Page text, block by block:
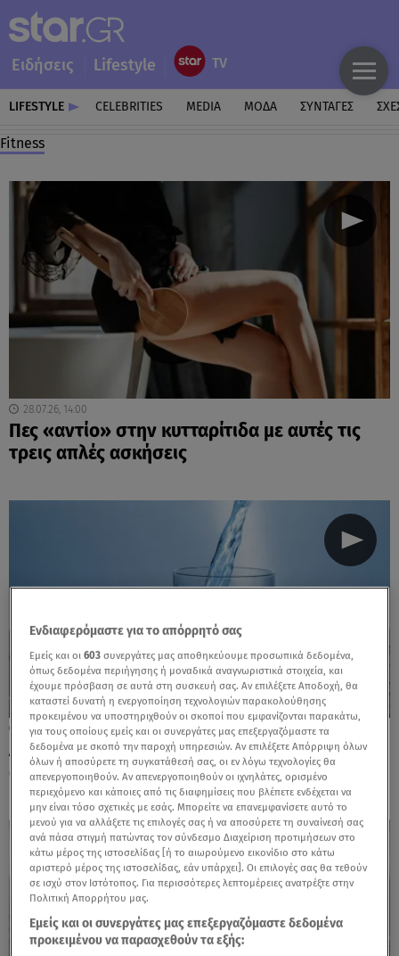
Ειδήσεις Lifestyle
LIFESTYLE CELEBRITIES MEDIA ΜΟΔΑ ΣΥΝΤΑΓΕΣ
Fitness
28.07.26, 14:00
Πες «αντίο» στην κυτταρίτιδα με αυτές τις
τρεις απλές ασκήσεις
27.07.26, 14:00
Δείτε πόσο νερό πρέπει να πίνουμε
ανάλογα με την ηλικία και το φύλο μας
Ενδιαφερόμαστε για το απόρρητό σας
Εμείς και οι603 συνεργάτες μας αποθηκεύουμε προσωπικά δεδομένα,
όπως δεδομένα περιήγησης ή μοναδικά αναγνωριστικά στοιχεία, και
έχουμε πρόσβαση σε αυτά στη συσκευή σας. Αν επιλέξετε Αποδοχή, θα
καταστεί δυνατή η ενεργοποίηση τεχνολογιών παρακολούθησης
προκειμένου να υποστηριχθούν οι σκοποί που εμφανίζονται παρακάτω,
για τους οποίους εμείς και οι συνεργάτες μας επεξεργαζόμαστε τα
δεδομένα με σκοπό την παροχή υπηρεσιών. Αν επιλέξετε Απόρριψη όλων
όλων ή αποσύρετε τη συγκατάθεσή σας, οι εν λόγω τεχνολογίες θα
απενεργοποιηθούν. Αν απενεργοποιηθούν οι ιχνηλάτες, ορισμένο
περιεχόμενο και κάποιες από τις διαφημίσεις που βλέπετε ενδέχεται να
μην είναι τόσο σχετικές με εσάς. Μπορείτε να επανεμφανίσετε αυτό το
μενού για να αλλάξετε τις επιλογές σας ή να αποσύρετε τη συναίνεσή σας
ανά πάσα στιγμή πατώντας τον σύνδεσμο Διαχείριση προτιμήσεων στο
κάτω μέρος της ιστοσελίδας [ή το αιωρούμενο εικονίδιο στο κάτω
αριστερό μέρος της ιστοσελίδας, εάν υπάρχει]. Οι επιλογές σας θα τεθούν
σε ισχύ στον Ιστότοπος. Για περισσότερες λεπτομέρειες ανατρέξτε στην
Πολιτική Απορρήτου μας.
Εμείς και οι συνεργάτες μας επεξεργαζόμαστε δεδομένα
προκειμένου να παρασχεθούν τα εξής: